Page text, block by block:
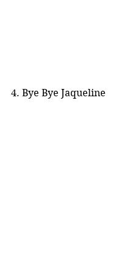
4. Bye Bye Jaqueline